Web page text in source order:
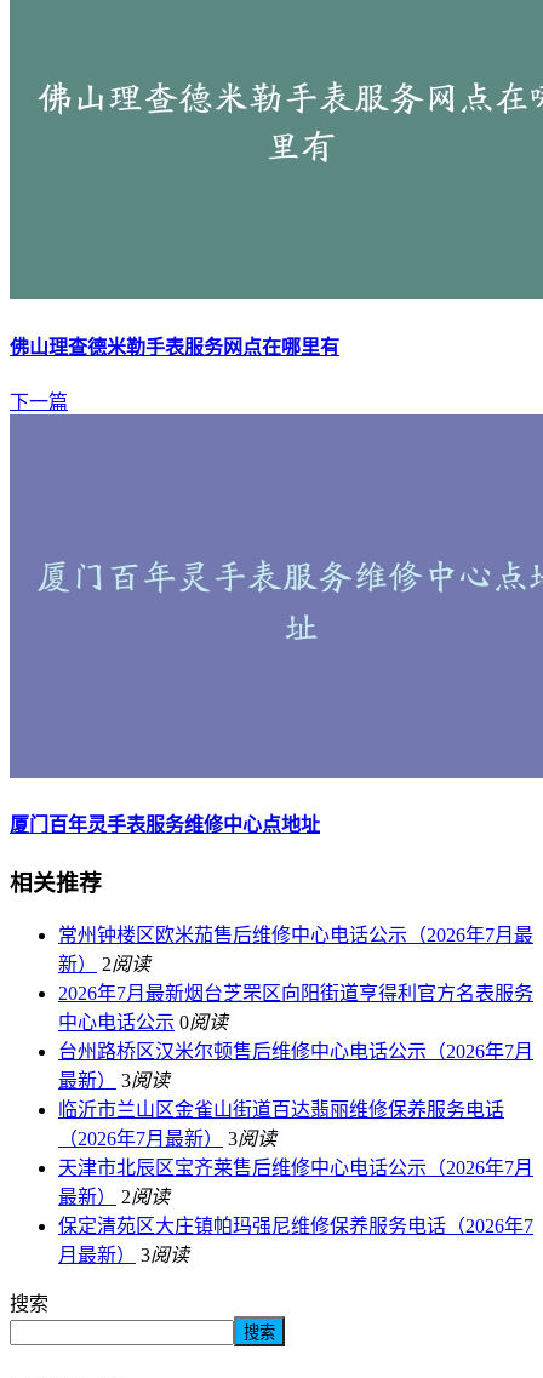
佛山理查德米勒手表服务网点在哪里有
下一篇
厦门百年灵手表服务维修中心点地址
相关推荐
常州钟楼区欧米茄售后维修中心电话公示（2026年7月最
新）
2阅读
2026年7月最新烟台芝罘区向阳街道亨得利官方名表服务
中心电话公示 0阅读
台州路桥区汉米尔顿售后维修中心电话公示（2026年7月
最新）
3阅读
临沂市兰山区金雀山街道百达翡丽维修保养服务电话
（2026年7月最新）
3阅读
天津市北辰区宝齐莱售后维修中心电话公示（2026年7月
最新）
2阅读
保定清苑区大庄镇帕玛强尼维修保养服务电话（2026年7
月最新）
3阅读
搜索
搜索